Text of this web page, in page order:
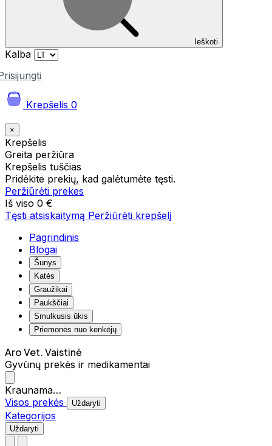
Ieškoti
Kalba
Krepšelis 0
×
Krepšelis
Greita peržiūra
Krepšelis tuščias
Pridėkite prekių, kad galėtumėte tęsti.
Peržiūrėti prekes
Iš viso 0 €
Tęsti atsiskaitymą Peržiūrėti krepšelį
Pagrindinis
Blogai
Šunys
Katės
Graužikai
Paukščiai
Smulkusis ūkis
Priemonės nuo kenkėjų
Aro Vet. Vaistinė
Gyvūnų prekės ir medikamentai
Kraunama…
Visos prekės
Uždaryti
Kategorijos
Uždaryti